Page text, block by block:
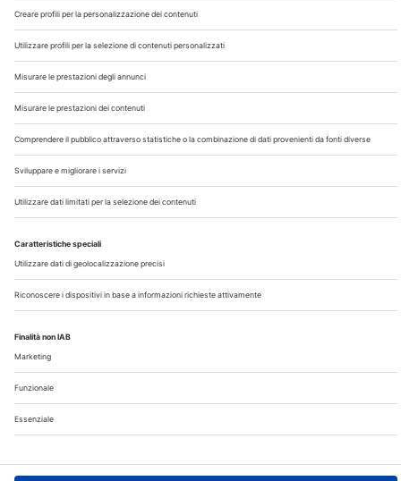
Chi Siamo
Contatti
Note Legali
Privacy
©2026 Edra S.p.a | www.edraspa.it | P.iva 08056040960
20134 Milano (Italy)
Registrazione Tribunale di Milano n° 5578/2022 del
5/05/2022